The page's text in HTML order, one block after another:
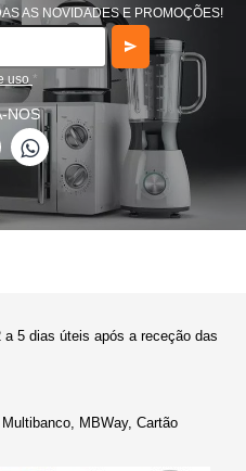
AS NOVIDADES E PROMOÇÕES!
uso *
NOS
5 dias úteis após a receção das
MBWay, Cartão